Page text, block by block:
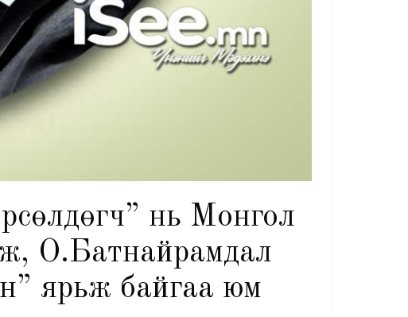
нь Монгол
О.Батнайрамдал
ярьж байгаа юм